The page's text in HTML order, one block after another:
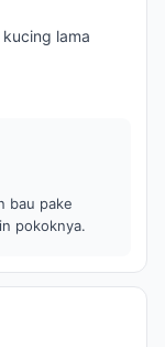
lama
bau pake
pokoknya.